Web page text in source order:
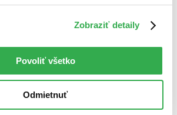
Zobraziť detaily
Povoliť všetko
Odmietnuť
titulvyhovujúci zadaným podmienkam.